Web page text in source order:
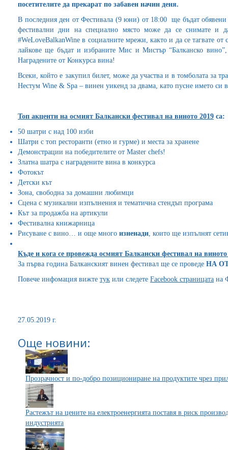
посетителите да прекарат по забавен начин деня.
В последния ден от Фестивала (9 юни) от 18:00 ще бъдат
фестивални дни на специално място може да се снимате и
#WeLoveBalkanWine в социалните мрежи, както и да се тагвате
лайкове ще бъдат и избраните Мис и Мистър “Балканско
Наградените от Конкурса вина!
Всеки, който е закупил билет, може да участва и в томболата за
Нестум Wine & Spa – винен уикенд за двама, като пусне името си
Топ акценти на осмият Балкански фестивал на виното 2019 са:
50 шатри с над 100 изби
Шатри с топ ресторанти (етно и гурме) и места за хранене
Демонстрации на победителите от Master chefs!
Златна шатра с наградените вина в конкурса
Фотокът
Детски кът
Зона, свободна за домашни любимци
Сцена с музикални изпълнения и тематична стендъп програма
Кът за продажба на артикули
Фестивална книжарница
Рисуване с вино… и още много изненади, които ще изпълнят
Къде и кога се провежда осмият Балкански фестивал на виното
За първа година Балканският винен фестивал ще се проведе НА
Повече инфомация вижте тук или следете Facebook страницата на
27.05.2019 г.
Още новини:
Прозрачност и по-добро позициониране на продуктите чрез
Растежът на цените на електроенергията поставя в риск
индустрията